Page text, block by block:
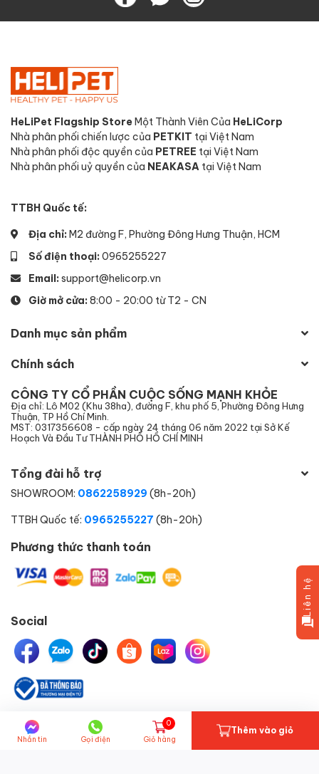
HeLiPet Flagship StoreMột Thành Viên Của HeLiCorp
Nhà phân phối chiến lược của PETKIT tại Việt Nam
Nhà phân phối độc quyền của PETREE tại Việt Nam
Nhà phân phối uỷ quyền của NEAKASA tại Việt Nam
TTBH Quốc tế:
Địa chỉ: M2 đường F, Phường Đông Hưng Thuận, HCM
Số điện thoại: 0965255227
Email: support@helicorp.vn
Giờ mở cửa: 8:00 - 20:00 từ T2 - CN
Danh mục sản phẩm
Chính sách
CÔNG TY CỔ PHẦN CUỘC SỐNG MẠNH KHỎE
Địa chỉ: Lô M02 (Khu 38ha), đường F, khu phố 5, Phường Đông Hưng
Thuận, TP Hồ Chí Minh.
MST: 0317356608 - cấp ngày 24 tháng 06 năm 2022 tại Sở Kế
Hoạch Và Đầu Tư THÀNH PHỐ HỒ CHÍ MINH
Tổng đài hỗ trợ
SHOWROOM: 0862258929 (8h-20h)
TTBH Quốc tế: 0965255227 (8h-20h)
Phương thức thanh toán
Social
© Bản quyền thuộc về HELIPET.VN
một thành viên của
Liên hệ
Nhắn tin Gọi điện
0
Giỏ hàng
Thêm vào giỏ